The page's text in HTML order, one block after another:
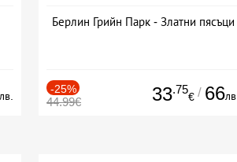
лв.
Берлин Грийн Парк - Златни пясъци
-25%
44.99€ 33.75
€ / 66лв.